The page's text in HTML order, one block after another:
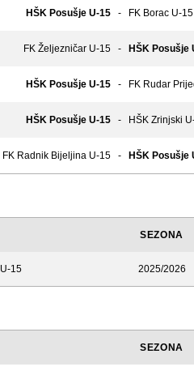
HŠK Posušje U-15 - FK Borac U-15
FK Željezničar U-15 - HŠK Posušje
HŠK Posušje U-15 - FK Rudar
HŠK Posušje U-15 - HŠK Zrinjski
FK Radnik Bijeljina U-15 - HŠK Posušje
SEZONA
15 2025/2026
SEZONA